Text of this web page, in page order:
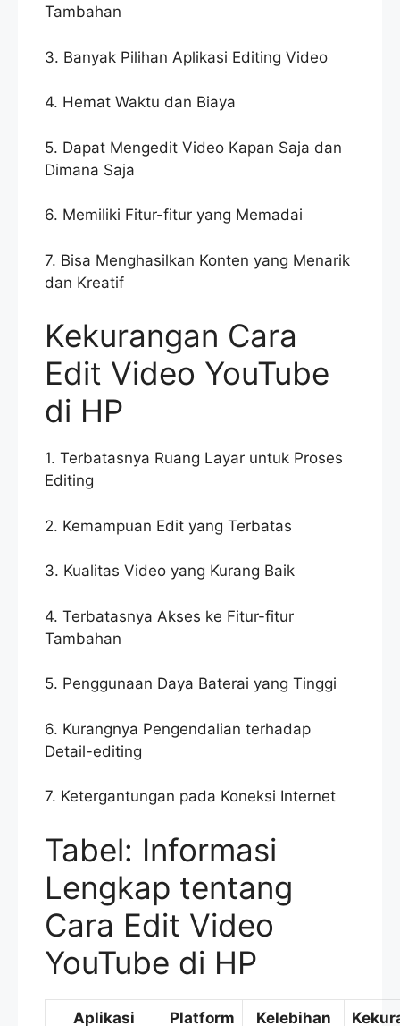
Tambahan
3. Banyak Pilihan Aplikasi Editing Video
4. Hemat Waktu dan Biaya
5. Dapat Mengedit Video Kapan Saja dan
Dimana Saja
6. Memiliki Fitur-fitur yang Memadai
7. Bisa Menghasilkan Konten yang Menarik
dan Kreatif
Kekurangan Cara
Edit Video YouTube
di HP
1. Terbatasnya Ruang Layar untuk Proses
Editing
2. Kemampuan Edit yang Terbatas
3. Kualitas Video yang Kurang Baik
4. Terbatasnya Akses ke Fitur-fitur
Tambahan
5. Penggunaan Daya Baterai yang Tinggi
6. Kurangnya Pengendalian terhadap
Detail-editing
7. Ketergantungan pada Koneksi Internet
Tabel: Informasi
Lengkap tentang
Cara Edit Video
YouTube di HP
Aplikasi Platform Kelebihan